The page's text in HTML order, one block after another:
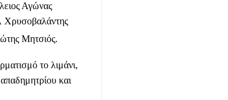
Αγώνας
Χρυσοβαλάντης
Μητσιός.
το λιμάνι,
και